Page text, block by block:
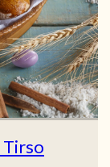
Tirso